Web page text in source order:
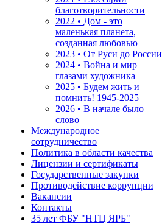
благотворительности
2022 • Дом - это
маленькая планета,
созданная любовью
2023 • От Руси до России
2024 • Война и мир
глазами художника
2025 • Будем жить и
помнить! 1945-2025
2026 • В начале было
слово
Международное
сотрудничество
Политика в области качества
Лицензии и сертификаты
Государственные закупки
Противодействие коррупции
Вакансии
Контакты
35 лет ФБУ "НТЦ ЯРБ"